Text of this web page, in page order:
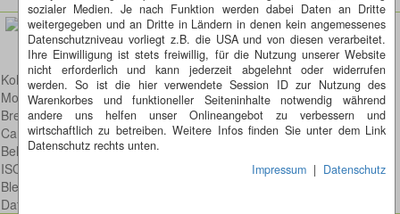
sozialer Medien. Je nach Funktion werden dabei Daten an Dritte
weitergegeben und an Dritte in Ländern in denen kein angemessenes
Datenschutzniveau vorliegt z.B. die USA und von diesen verarbeitet.
Ihre Einwilligung ist stets freiwillig, für die Nutzung unserer Website
nicht erforderlich und kann jederzeit abgelehnt oder widerrufen
werden. So ist die hier verwendete Session ID zur Nutzung des
Warenkorbes und funktioneller Seiteninhalte notwendig während
andere uns helfen unser Onlineangebot zu verbessern und
wirtschaftlich zu betreiben. Weitere Infos finden Sie unter dem Link
Datenschutz rechts unten.
Impressum | Datenschutz
Kohlmeise
Model: Canon EOS 6D
Brennweite: 300mm
Canon EF 300mm 1:4,0 L IS USM
Belichtungsdauer : 1/320
ISO: 320
Blende: f/4.0
Datum: 2017:11:04 12:20:45